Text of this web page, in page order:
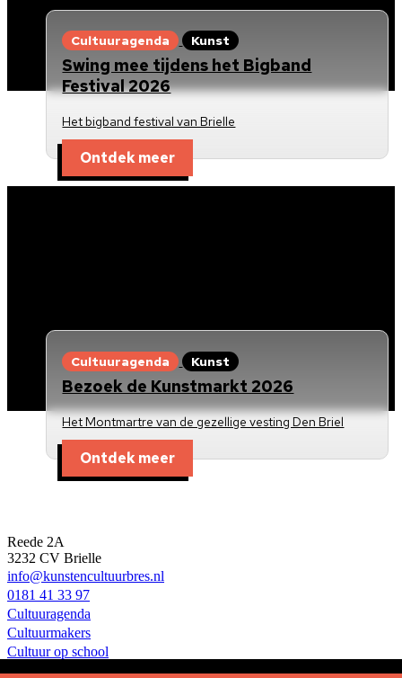
Cultuuragenda Kunst
Swing mee tijdens het Bigband
Festival 2026
Het bigband festival van Brielle
Ontdek meer
Cultuuragenda Kunst
Bezoek de Kunstmarkt 2026
Het Montmartre van de gezellige vesting Den Briel
Ontdek meer
Reede 2A
3232 CV Brielle
info@kunstencultuurbres.nl
0181 41 33 97
Cultuuragenda
Cultuurmakers
Cultuur op school
Over ons